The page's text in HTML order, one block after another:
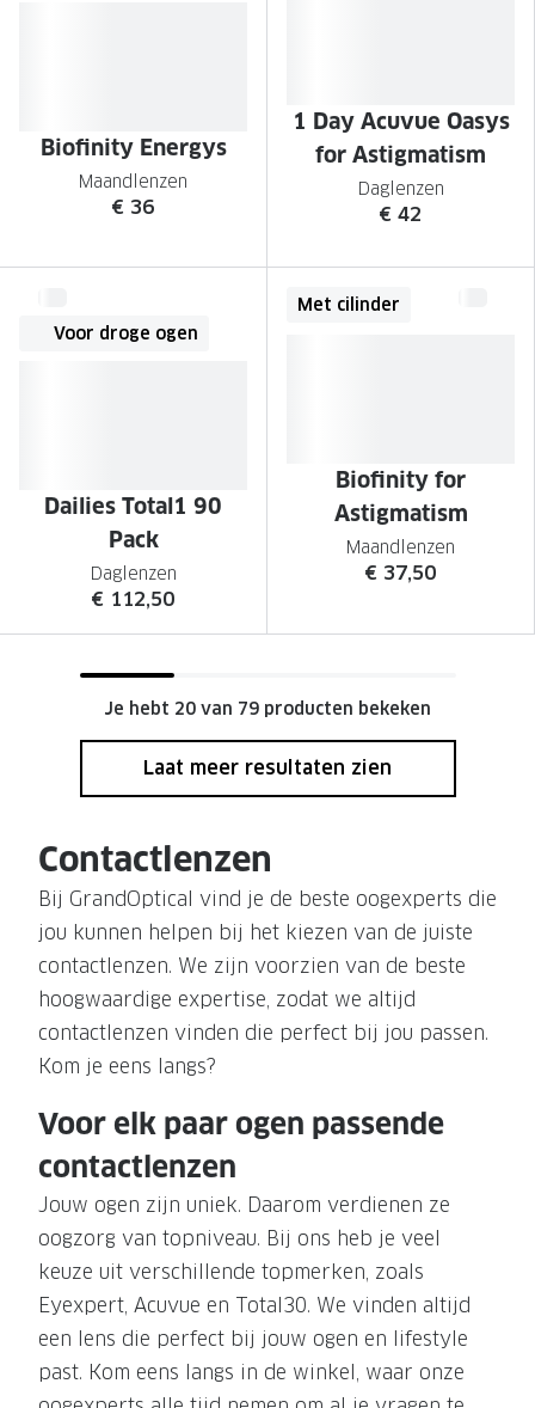
Biofinity Energys
Maandlenzen
€ 36
1 Day Acuvue Oasys
for Astigmatism
Daglenzen
€ 42
Voor droge ogen
Dailies Total1 90
Pack
Daglenzen
€ 112,50
Met cilinder
Biofinity for
Astigmatism
Maandlenzen
€ 37,50
Je hebt 20 van 79 producten bekeken
Laat meer resultaten zien
Contactlenzen
Bij GrandOptical vind je de beste oogexperts die
jou kunnen helpen bij het kiezen van de juiste
contactlenzen. We zijn voorzien van de beste
hoogwaardige expertise, zodat we altijd
contactlenzen vinden die perfect bij jou passen.
Kom je eens langs?
Voor elk paar ogen passende
contactlenzen
Jouw ogen zijn uniek. Daarom verdienen ze
oogzorg van topniveau. Bij ons heb je veel
keuze uit verschillende topmerken, zoals
Eyexpert, Acuvue en Total30. We vinden altijd
een lens die perfect bij jouw ogen en lifestyle
past. Kom eens langs in de winkel, waar onze